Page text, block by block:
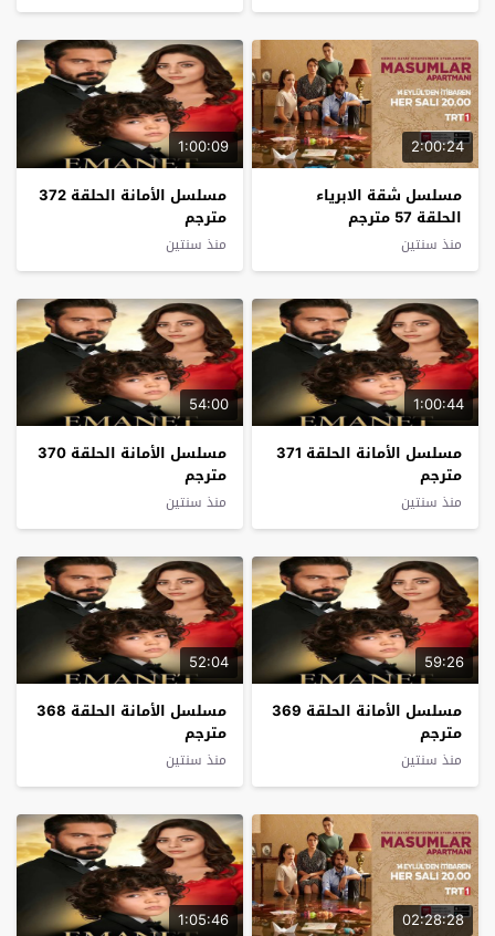
2:00:24
مسلسل شقة الابرياء
الحلقة 57 مترجم
منذ سنتين
1:00:09
مسلسل الأمانة الحلقة 372
مترجم
منذ سنتين
1:00:44
مسلسل الأمانة الحلقة 371
مترجم
منذ سنتين
54:00
مسلسل الأمانة الحلقة 370
مترجم
منذ سنتين
59:26
مسلسل الأمانة الحلقة 369
مترجم
منذ سنتين
52:04
مسلسل الأمانة الحلقة 368
مترجم
منذ سنتين
02:28:28
1:05:46